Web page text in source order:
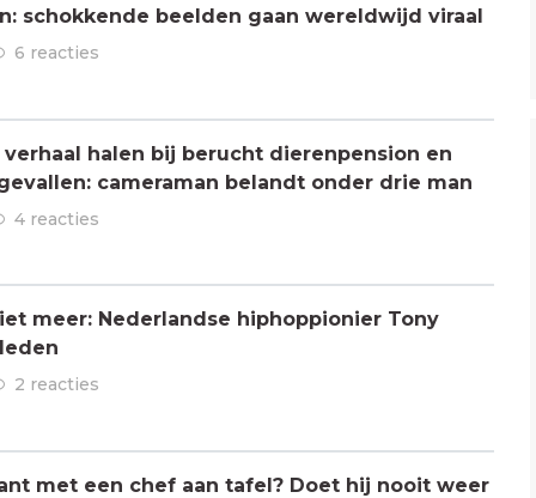
schokkende beelden gaan wereldwijd viraal
6 reacties
verhaal halen bij berucht dierenpension en
cameraman belandt onder drie man
4 reacties
meer: Nederlandse hiphoppionier Tony
2 reacties
met een chef aan tafel? Doet hij nooit weer